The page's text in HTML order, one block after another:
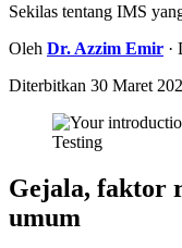
Sekilas tentang IMS
Oleh Dr. Azzim Emir ·
Diterbitkan 30 Maret
Gejala, faktor
umum